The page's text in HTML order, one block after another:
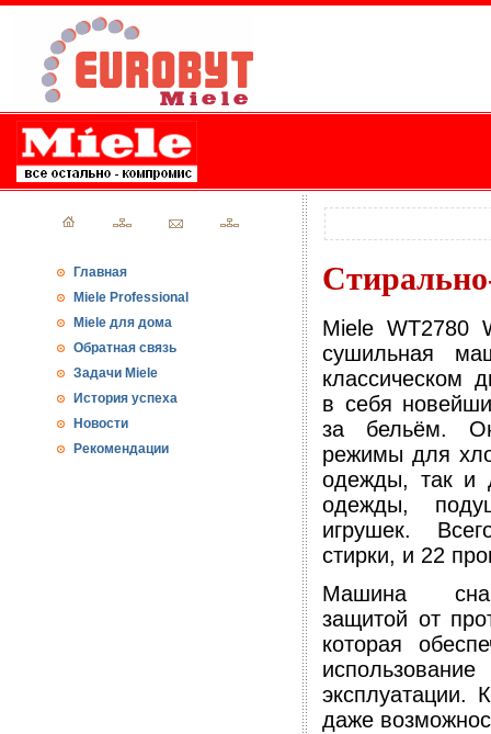
Главная
Miele Professional
Miele для дома
Обратная связь
Задачи Miele
История успеха
Новости
Рекомендации
Miele WT2780
сушильная
классическом
в себя
за бельём.
режимы для
одежды, так и
одежды,
игрушек.
стирки, и 22
Машина
защитой от
которая
эксплуатации.
даже